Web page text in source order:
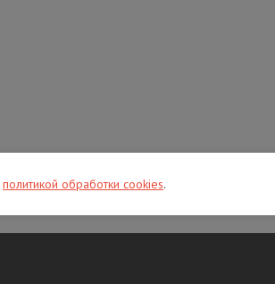
политикой обработки cookies.